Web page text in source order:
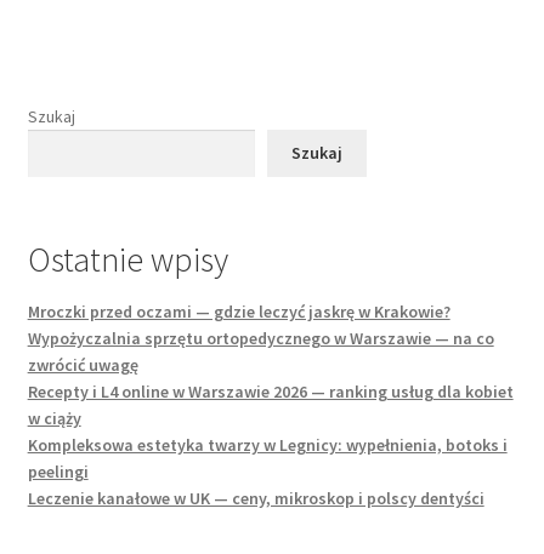
Szukaj
Szukaj
Ostatnie wpisy
Mroczki przed oczami — gdzie leczyć jaskrę w Krakowie?
Wypożyczalnia sprzętu ortopedycznego w Warszawie — na co
zwrócić uwagę
Recepty i L4 online w Warszawie 2026 — ranking usług dla kobiet
w ciąży
Kompleksowa estetyka twarzy w Legnicy: wypełnienia, botoks i
peelingi
Leczenie kanałowe w UK — ceny, mikroskop i polscy dentyści